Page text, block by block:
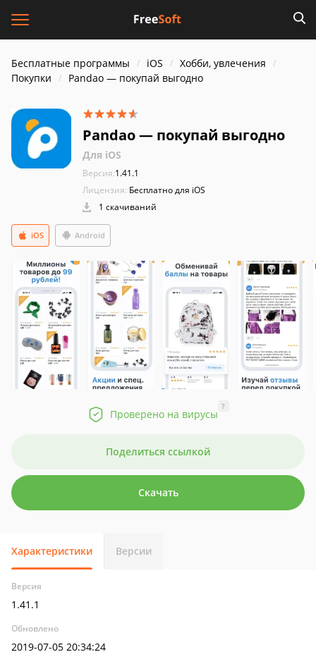
Бесплатные программы iOS
Хобби, увлечения
Покупки
Pandao — покупай выгодно
Pandao — покупай выгодно
Для iOS
Версия:1.41.1
Лицензия: Бесплатно для iOS
1 скачиваний
Android
iOS
Проверено на вирусы
?
Поделиться ссылкой
Скачать
Характеристики Версии
Версия
1.41.1
Обновлено
2019-07-05 20:34:24